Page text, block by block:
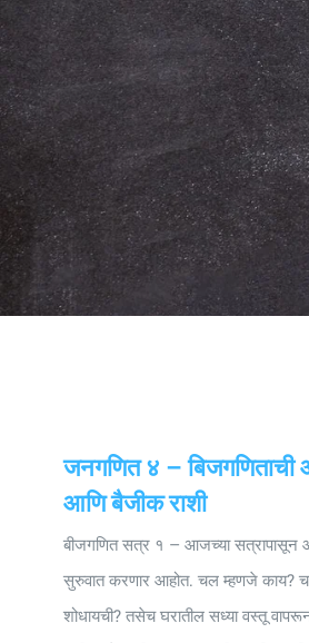
जनगणित ४ –
आणि बैजीक राशी
बीजगणित सत्र १ – आजच्या सत्रापासून
सुरुवात करणार आहोत. चल म्हणजे काय?
शोधायची? तसेच घरातील सध्या वस्तू